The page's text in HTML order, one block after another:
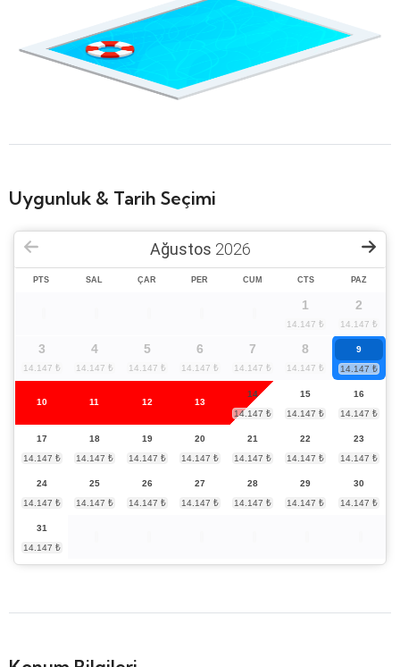
Uygunluk & Tarih Seçimi
Ağustos 2026
PTS SAL ÇAR PER CUM CTS PAZ
1 2
3 4 5 6 7 8 9
10 11 12 13
14 15 16
17 18 19 20 21 22 23
24 25 26 27 28 29 30
31